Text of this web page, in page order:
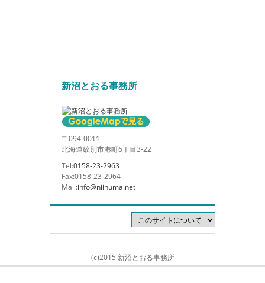
新沼とおる事務所
〒094-0011
北海道紋別市港町6丁目3-22
Tel:0158-23-2963
Fax:0158-23-2964
Mail:info@niinuma.net
(c)2015 新沼とおる事務所